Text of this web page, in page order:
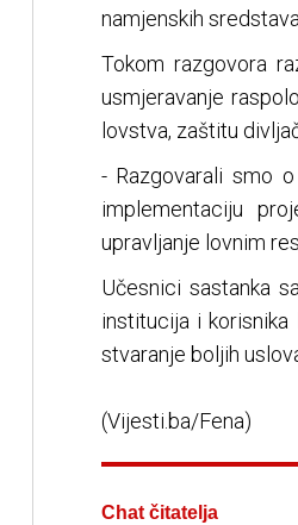
namjenskih
Tokom razgovora
usmjeravanje
lovstva, zaštitu
- Razgovarali smo
implementaciju
upravljanje lovnim
Učesnici sastanka
institucija i
stvaranje boljih
(Vijesti.ba/Fena)
Chat čitatelja